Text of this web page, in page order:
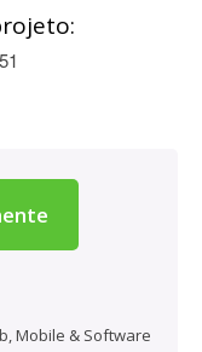
Mobile & Software